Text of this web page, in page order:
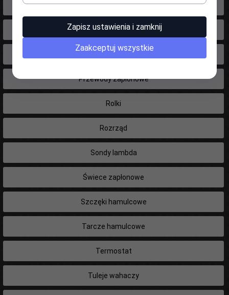
Pompy wody
Pompy wspomagania
Przeguby Półosie napędowe
Przewody zapłonowe
Rolki
Rozrząd
Sondy lambda
Świece zapłonowe
Szczęki hamulcowe
Tarcze hamulcowe
Termostat
Tuleje wahaczy
Zapisz ustawienia i zamknij
Zaakceptuj wszystkie